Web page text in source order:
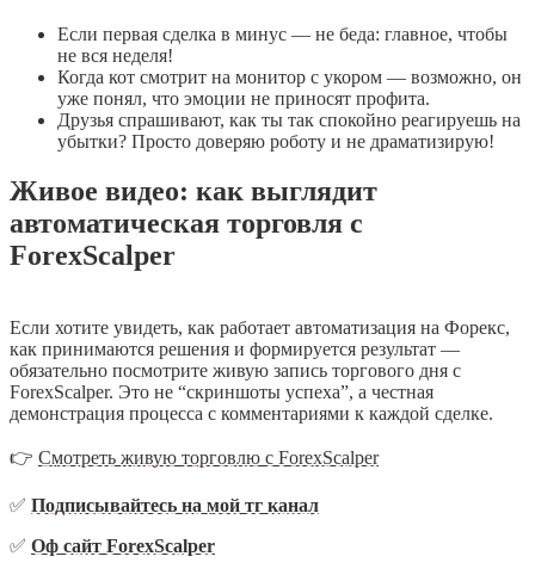
Если первая сделка в минус — не беда: главное, чтобы
не вся неделя!
Когда кот смотрит на монитор с укором — возможно, он
уже понял, что эмоции не приносят профита.
Друзья спрашивают, как ты так спокойно реагируешь на
убытки? Просто доверяю роботу и не драматизирую!
Живое видео: как выглядит
автоматическая торговля с
ForexScalper
Если хотите увидеть, как работает автоматизация на Форекс,
как принимаются решения и формируется результат —
обязательно посмотрите живую запись торгового дня с
ForexScalper. Это не “скриншоты успеха”, а честная
демонстрация процесса с комментариями к каждой сделке.
👉 Смотреть живую торговлю с ForexScalper
✅ Подписывайтесь на мой тг канал
✅ Оф сайт ForexScalper